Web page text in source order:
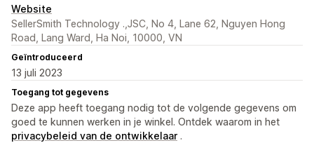
Website
SellerSmith Technology .,JSC, No 4, Lane 62, Nguyen Hong
Road, Lang Ward, Ha Noi, 10000, VN
Geïntroduceerd
13 juli 2023
Toegang tot gegevens
Deze app heeft toegang nodig tot de volgende gegevens om
goed te kunnen werken in je winkel. Ontdek waarom in het
privacybeleid van de ontwikkelaar .